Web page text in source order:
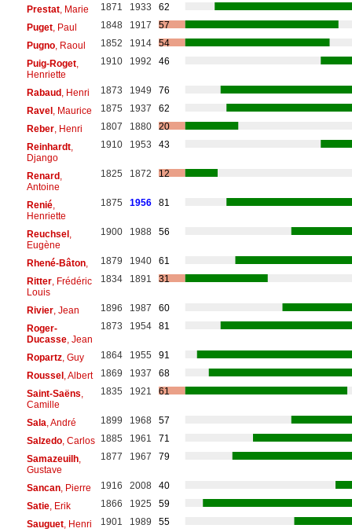
Prestat, Marie 1871 1933
62
Puget, Paul 1848 1917
57
Pugno, Raoul 1852 1914
54
Puig-Roget,
Henriette
1910 1992 46
Rabaud, Henri 1873 1949
76
Ravel, Maurice 1875 1937
62
Reber, Henri 1807 1880
20
Reinhardt,
Django
1910 1953 43
Renard,
Antoine
1825 1872 12
Renié,
Henriette
1875 1956 81
Reuchsel,
Eugène
1900 1988 56
Rhené-Bâton, 1879 1940
61
Ritter, Frédéric
Louis
1834 1891 31
Rivier, Jean 1896 1987
60
Roger-
Ducasse, Jean
1873 1954 81
Ropartz, Guy 1864 1955
91
Roussel, Albert 1869 1937
68
Saint-Saëns
Camille
1835 1921 61
Sala , André 1899 1968
57
Salzedo, Carlos 1885 1961
71
Samazeuilh,
Gustave
1877 1967 79
Sancan, Pierre 1916 2008
40
Satie, Erik 1866 1925
59
Sauguet, Henri 1901 1989 55